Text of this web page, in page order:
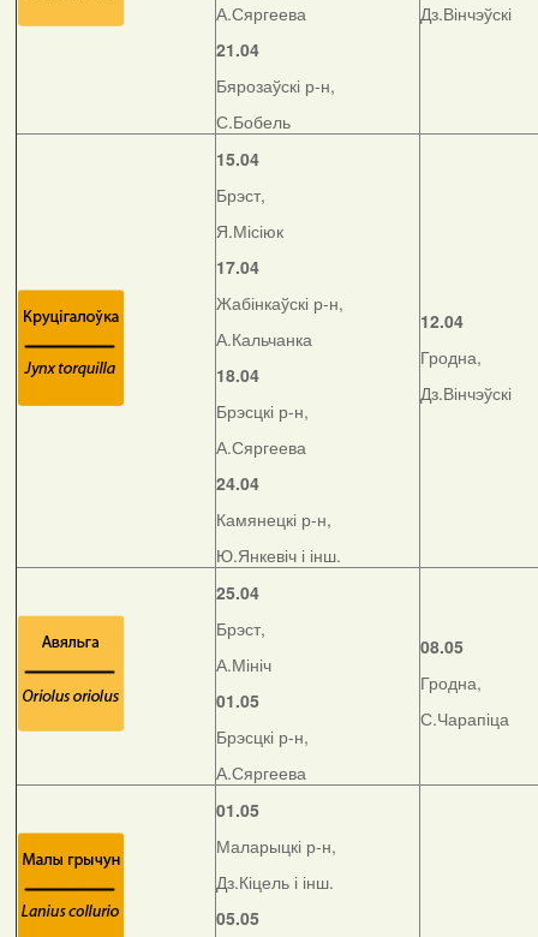
А.Сяргеева
21.04
Бярозаўскі р-н,
С.Бобель
Дз.Вінчэўскі
15.04
Брэст,
Я.Місіюк
17.04
Жабінкаўскі р-н,
А.Кальчанка
18.04
Брэсцкі р-н,
А.Сяргеева
24.04
Камянецкі р-н,
Ю.Янкевіч і інш.
12.04
Гродна,
Дз.Вінчэўскі
25.04
Брэст,
А.Мініч
01.05
Брэсцкі р-н,
А.Сяргеева
08.05
Гродна,
С.Чарапіца
01.05
Маларыцкі р-н,
Дз.Кіцель і інш.
05.05